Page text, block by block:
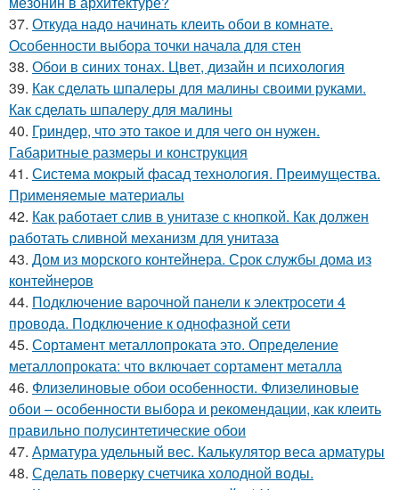
37. Откуда надо начинать клеить обои в комнате.
Особенности выбора точки начала для стен
38. Обои в синих тонах. Цвет, дизайн и психология
39. Как сделать шпалеры для малины своими руками.
Как сделать шпалеру для малины
40. Гриндер, что это такое и для чего он нужен.
Габаритные размеры и конструкция
41. Система мокрый фасад технология. Преимущества.
Применяемые материалы
42. Как работает слив в унитазе с кнопкой. Как должен
работать сливной механизм для унитаза
43. Дом из морского контейнера. Срок службы дома из
контейнеров
44. Подключение варочной панели к электросети 4
провода. Подключение к однофазной сети
45. Сортамент металлопроката это. Определение
металлопроката: что включает сортамент металла
46. Флизелиновые обои особенности. Флизелиновые
обои – особенности выбора и рекомендации, как клеить
правильно полусинтетические обои
47. Арматура удельный вес. Калькулятор веса арматуры
48. Сделать поверку счетчика холодной воды.